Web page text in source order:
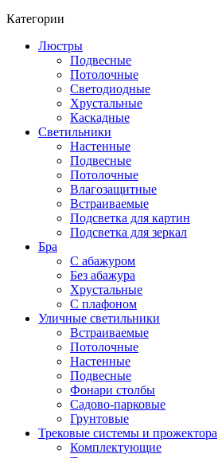
Категории
Люстры
Подвесные
Потолочные
Светодиодные
Хрустальные
Каскадные
Светильники
Настенные
Подвесные
Потолочные
Влагозащитные
Встраиваемые
Подсветка для картин
Подсветка для зеркал
Бра
С абажуром
Без абажура
Хрустальные
С плафоном
Уличные светильники
Встраиваемые
Потолочные
Настенные
Подвесные
Фонари столбы
Садово-парковые
Грунтовые
Трековые системы и прожектора
Комплектующие